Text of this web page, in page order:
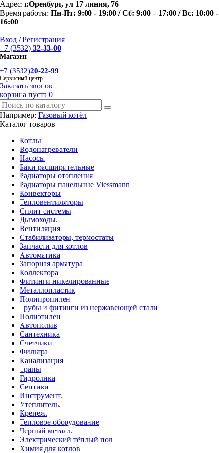
Адрес: г.Оренбург, ул 17 линия, 76
Время работы: Пн-Пт: 9:00 - 19:00 / Сб: 9:00 – 17:00 / Вс: 10:00 -
16:00
Вход / Регистрация
+7 (3532) 32-33-00
Магазин
+7 (3532)20-22-99
Сервисный центр
Заказать звонок
корзина пуста 0
Например: Газовый котёл
Каталог товаров
Котлы
Водонагреватели
Насосы
Баки расширительные
Радиаторы отопления
Радиаторы панельные Viessmann
Конвекторы
Тепловентиляторы
Сплит системы
Дымоходы.
Вентиляция
Стабилизаторы, термостаты
Запчасти для котлов
Автоматика
Запорная арматура
Коллектора
Фитинги никелированные
Металлопластик
Полипропилен
Трубы и фитинги из нержавеющей стали
Полиэтилен
Автополив
Сантехника
Счетчики
Фильтра
Канализация
Трапы
Гидролика
Септики
Инструмент.
Утеплитель.
Крепеж.
Тепловое оборудование
Черный металл.
Электрический тёплый пол
Химия для котлов